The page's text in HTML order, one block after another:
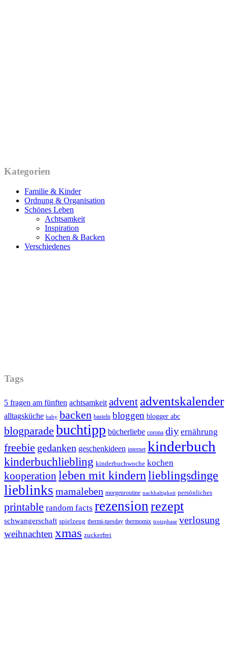
Kategorien
Familie & Kinder
Ordnung & Organisation
Schönes Leben
Achtsamkeit
Inspiration
Kochen & Backen
Verschiedenes
Tags
5 fragen am fünften achtsamkeit advent adventskalender
alltagsküche baby backen basteln bloggen blogger abc
blogparade buchtipp bücherliebe corona diy ernährung
freebie gedanken geschenkideen internet kinderbuch
kinderbuchliebling kinderbuchwoche kochen
kooperation leben mit kindernlieblingsdinge
lieblinks mamaleben morgenroutine nachhaltigkeit persönliches
printable random facts rezensionrezept
schwangerschaft spielzeug thermi-tuesday thermomix trotzphase verlosung
weihnachtenxmas zuckerfrei